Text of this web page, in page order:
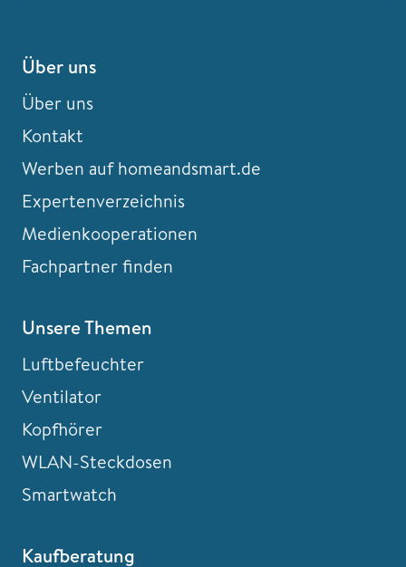
Über uns
Über uns
Kontakt
Werben auf homeandsmart.de
Expertenverzeichnis
Medienkooperationen
Fachpartner finden
Unsere Themen
Luftbefeuchter
Ventilator
Kopfhörer
WLAN-Steckdosen
Smartwatch
Kaufberatung